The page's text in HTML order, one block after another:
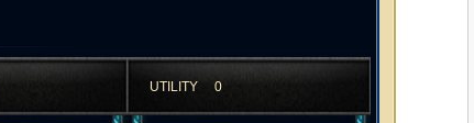
UTILITY 0